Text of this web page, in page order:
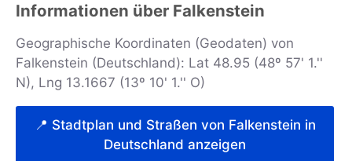
Informationen über Falkenstein
Geographische Koordinaten (Geodaten) von
Falkenstein (Deutschland): Lat 48.95 (48º 57' 1.''
N), Lng 13.1667 (13º 10' 1.'' O)
📍 Stadtplan und Straßen von Falkenstein in
Deutschland anzeigen